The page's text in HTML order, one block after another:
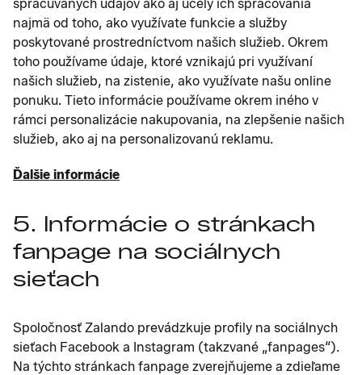
spracúvaných údajov ako aj účely ich spracovania
najmä od toho, ako využívate funkcie a služby
poskytované prostredníctvom našich služieb. Okrem
toho používame údaje, ktoré vznikajú pri využívaní
našich služieb, na zistenie, ako využívate našu online
ponuku. Tieto informácie používame okrem iného v
rámci personalizácie nakupovania, na zlepšenie našich
služieb, ako aj na personalizovanú reklamu.
Ďalšie informácie
5. Informácie o stránkach
fanpage na sociálnych
sieťach
Spoločnosť Zalando prevádzkuje profily na sociálnych
sieťach Facebook a Instagram (takzvané „fanpages“).
Na týchto stránkach fanpage zverejňujeme a zdieľame